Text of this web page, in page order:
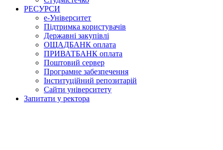
РЕСУРСИ
е-Університет
Підтримка користувачів
Державні закупівлі
ОЩАДБАНК оплата
ПРИВАТБАНК оплата
Поштовий сервер
Програмне забезпечення
Інституційний репозитарій
Сайти університету
Запитати у ректора